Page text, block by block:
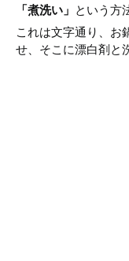
「煮洗い」 という方
これは文字通り、お
せ、そこに漂白剤と